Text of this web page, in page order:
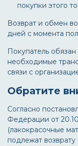
покупки этого
Возврат и обмен
дней с момента
Покупатель
необходимые
связи с
Обратите
Согласно
Федерации от
(лакокрасочные
подлежат